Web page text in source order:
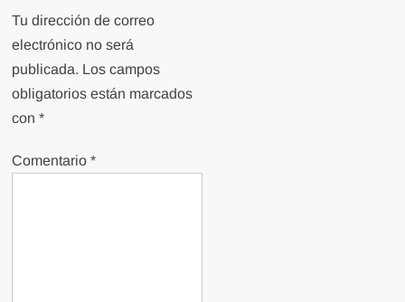
Tu dirección de correo
electrónico no será
publicada. Los campos
obligatorios están marcados
con*
Comentario*